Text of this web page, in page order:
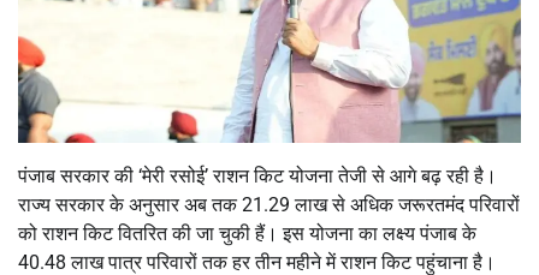
पंजाब सरकार की ‘मेरी रसोई’ राशन किट योजना तेजी से आगे बढ़ रही है।
राज्य सरकार के अनुसार अब तक 21.29 लाख से अधिक जरूरतमंद परिवारों
को राशन किट वितरित की जा चुकी हैं। इस योजना का लक्ष्य पंजाब के
40.48 लाख पात्र परिवारों तक हर तीन महीने में राशन किट पहुंचाना है।